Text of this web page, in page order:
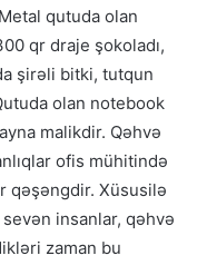
qutuda olan
qr draje şokoladı,
şirəli bitki, tutqun
olan notebook
malikdir. Qəhvə
ofis mühitində
qəşəngdir. Xüsusilə
insanlar, qəhvə
zaman bu